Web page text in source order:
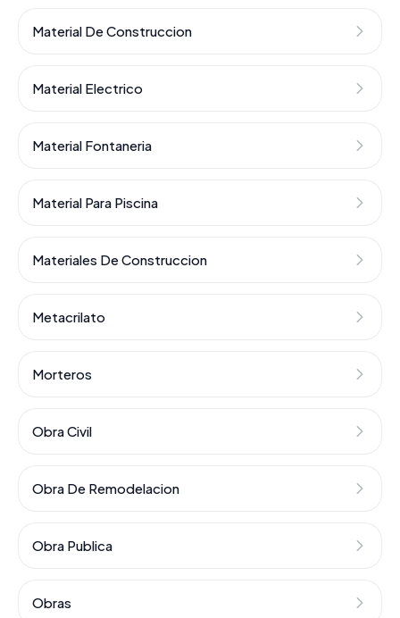
Material De Construccion
Material Electrico
Material Fontaneria
Material Para Piscina
Materiales De Construccion
Metacrilato
Morteros
Obra Civil
Obra De Remodelacion
Obra Publica
Obras